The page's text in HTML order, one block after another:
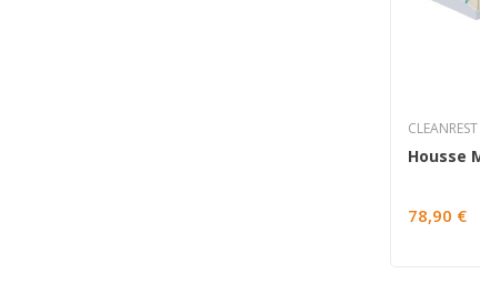
CLEANREST
78,90 €